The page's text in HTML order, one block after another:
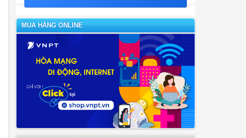
MUA HÀNG ONLINE